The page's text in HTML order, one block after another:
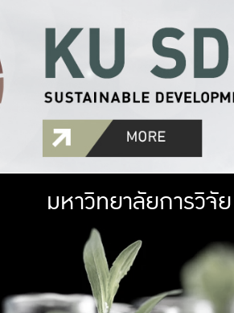
มหาวิทยา
เกษตรศาสตร์ มีพื้นที่เขี
เป็นป่าในเมือง
เกษตรในเมือง (URBAN
ที่นับรวมกันได้ป
มหาวิทยาลัยการวิจัย